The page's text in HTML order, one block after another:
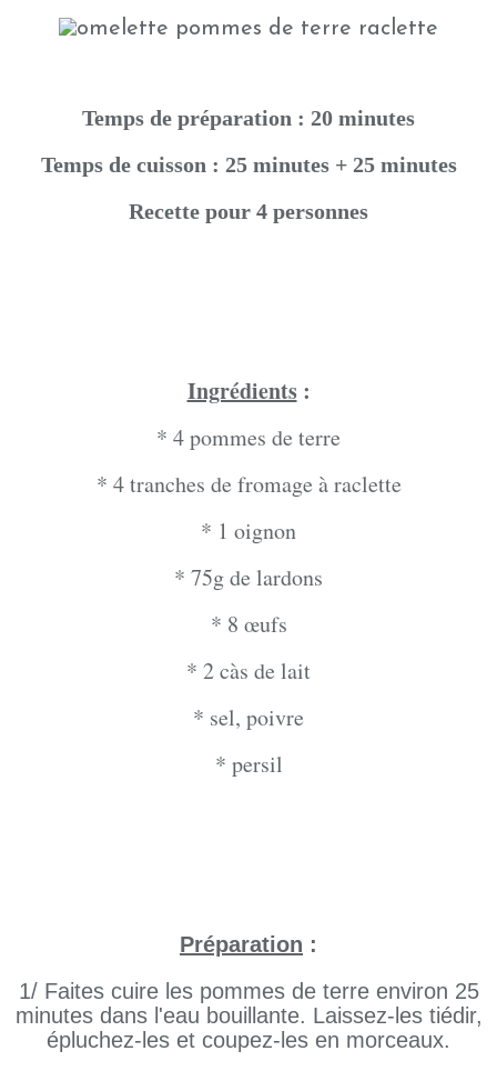
Temps de préparation : 20 minutes
Temps de cuisson : 25 minutes + 25 minutes
Recette pour 4 personnes
Ingrédients:
* 4 pommes de terre
* 4 tranches de fromage à raclette
* 1 oignon
* 75g de lardons
* 8 œufs
* 2 càs de lait
* sel, poivre
* persil
Préparation :
1/ Faites cuire les pommes de terre environ 25
minutes dans l'eau bouillante. Laissez-les tiédir,
épluchez-les et coupez-les en morceaux.